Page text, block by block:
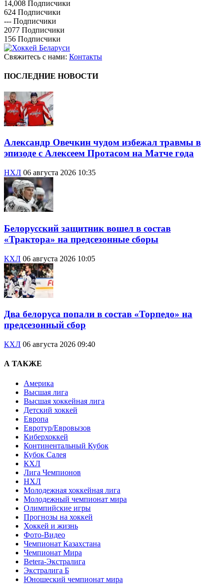
14,008 Подписчики
624 Подписчики
--- Подписчики
2077 Подписчики
156 Подписчики
Свяжитесь с нами: Контакты
ПОСЛЕДНИЕ НОВОСТИ
Александр Овечкин чудом избежал травмы в
эпизоде с Алексеем Протасом на Матче года
НХЛ 06 августа 2026 10:35
Белорусский защитник вошел в состав
«Трактора» на предсезонные сборы
КХЛ 06 августа 2026 10:05
Два белоруса попали в состав «Торпедо» на
предсезонный сбор
КХЛ 06 августа 2026 09:40
А ТАКЖЕ
Америка
Высшая лига
Высшая хоккейная лига
Детский хоккей
Европа
Евротур/Евровызов
Киберхоккей
Континентальный Кубок
Кубок Салея
КХЛ
Лига Чемпионов
НХЛ
Молодежная хоккейная лига
Молодежный чемпионат мира
Олимпийские игры
Прогнозы на хоккей
Хоккей и жизнь
Фото-Видео
Чемпионат Казахстана
Чемпионат Мира
Betera-Экстралига
Экстралига Б
Юношеский чемпионат мира